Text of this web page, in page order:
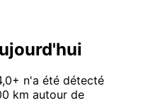
n'a été détecté
km autour de